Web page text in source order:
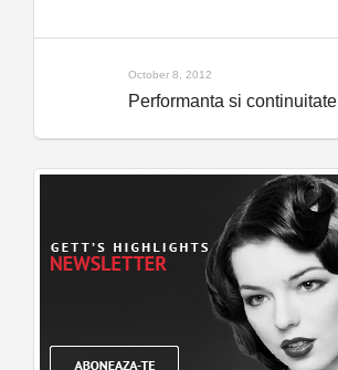
October 8, 2012
Performanta si continuitate